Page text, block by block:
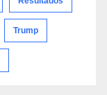
Trump